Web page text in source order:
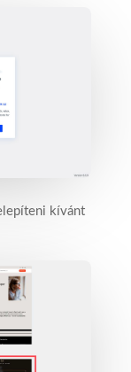
kívánt